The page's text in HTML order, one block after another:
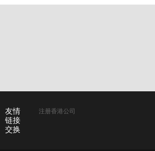
友情
链接
交换
注册香港公司